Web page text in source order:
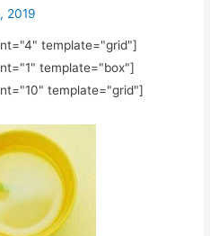
2019
template="grid"]
template="box"]
template="grid"]